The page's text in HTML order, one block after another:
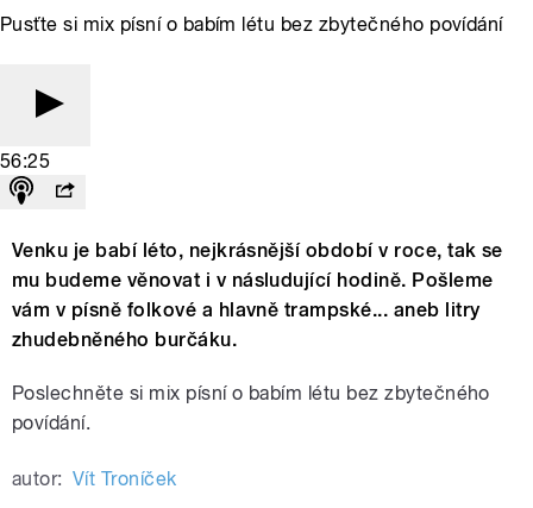
Pusťte si mix písní o babím létu bez zbytečného povídání
56:25
Venku je babí léto, nejkrásnější období v roce, tak se
mu budeme věnovat i v násludující hodině. Pošleme
vám v písně folkové a hlavně trampské... aneb litry
zhudebněného burčáku.
Poslechněte si mix písní o babím létu bez zbytečného
povídání.
autor: Vít Troníček